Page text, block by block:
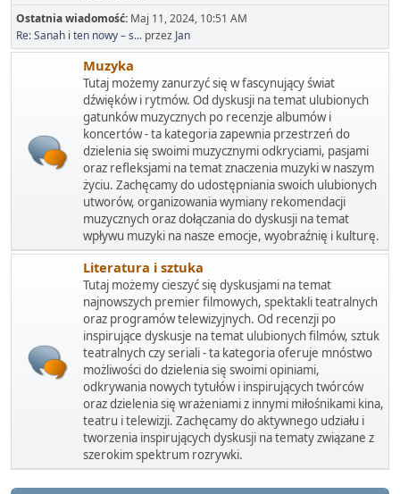
Ostatnia wiadomość: Maj 11, 2024, 10:51 AM
Re: Sanah i ten nowy – s... przez Jan
Muzyka
Tutaj możemy zanurzyć się w fascynujący świat
dźwięków i rytmów. Od dyskusji na temat ulubionych
gatunków muzycznych po recenzje albumów i
koncertów - ta kategoria zapewnia przestrzeń do
dzielenia się swoimi muzycznymi odkryciami, pasjami
oraz refleksjami na temat znaczenia muzyki w naszym
życiu. Zachęcamy do udostępniania swoich ulubionych
utworów, organizowania wymiany rekomendacji
muzycznych oraz dołączania do dyskusji na temat
wpływu muzyki na nasze emocje, wyobraźnię i kulturę.
Literatura i sztuka
Tutaj możemy cieszyć się dyskusjami na temat
najnowszych premier filmowych, spektakli teatralnych
oraz programów telewizyjnych. Od recenzji po
inspirujące dyskusje na temat ulubionych filmów, sztuk
teatralnych czy seriali - ta kategoria oferuje mnóstwo
możliwości do dzielenia się swoimi opiniami,
odkrywania nowych tytułów i inspirujących twórców
oraz dzielenia się wrażeniami z innymi miłośnikami kina,
teatru i telewizji. Zachęcamy do aktywnego udziału i
tworzenia inspirujących dyskusji na tematy związane z
szerokim spektrum rozrywki.